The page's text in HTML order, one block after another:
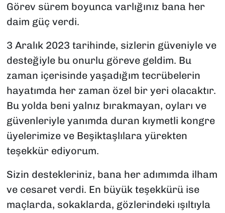
Görev sürem boyunca varlığınız bana her
daim güç verdi.
3 Aralık 2023 tarihinde, sizlerin güveniyle ve
desteğiyle bu onurlu göreve geldim. Bu
zaman içerisinde yaşadığım tecrübelerin
hayatımda her zaman özel bir yeri olacaktır.
Bu yolda beni yalnız bırakmayan, oyları ve
güvenleriyle yanımda duran kıymetli kongre
üyelerimize ve Beşiktaşlılara yürekten
teşekkür ediyorum.
Sizin destekleriniz, bana her adımımda ilham
ve cesaret verdi. En büyük teşekkürü ise
maçlarda, sokaklarda, gözlerindeki ışıltıyla